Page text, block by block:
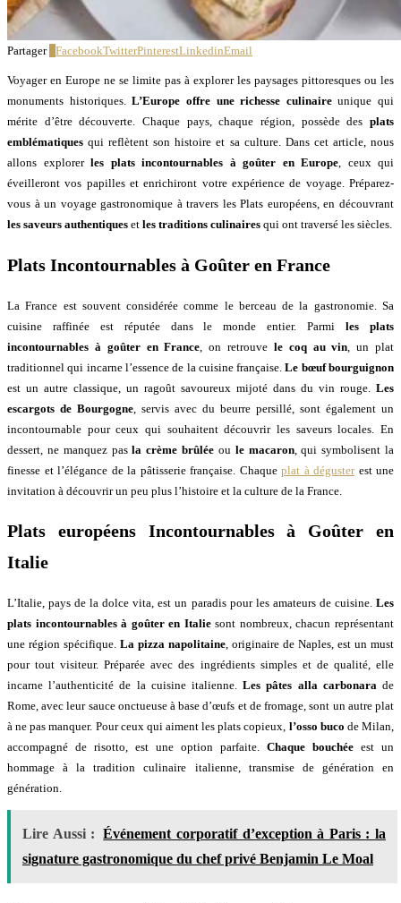
Partager FacebookTwitterPinterestLinkedinEmail
Voyager en Europe ne se limite pas à explorer les paysages pittoresques ou les
monuments historiques.L’Europe offre une richesse culinaireunique qui
mérite d’être découverte. Chaque pays, chaque région, possède des plats
emblématiques qui reflètent son histoire et sa culture. Dans cet article, nous
allons explorer les plats incontournables à goûter en Europe, ceux qui
éveilleront vos papilles et enrichiront votre expérience de voyage. Préparez-
vous à un voyage gastronomique à travers les Plats européens, en découvrant
les saveurs authentiques et les traditions culinaires qui ont traversé les siècles.
Plats Incontournables à Goûter en France
La France est souvent considérée comme le berceau de la gastronomie. Sa
cuisine raffinée est réputée dans le monde entier. Parmiles plats
incontournables à goûter en France , on retrouve le coq au vin , un plat
traditionnel qui incarne l’essence de la cuisine française.Le bœuf bourguignon
est un autre classique, un ragoût savoureux mijoté dans du vin rouge. Les
escargots de Bourgogne , servis avec du beurre persillé, sont également un
incontournable pour ceux qui souhaitent découvrir les saveurs locales. En
dessert, ne manquez pasla crème brûlée ou le macaron, qui symbolisent la
finesse et l’élégance de la pâtisserie française. Chaque plat à dégusterest une
invitation à découvrir un peu plus l’histoire et la culture de la France.
Plats européens Incontournables à Goûter en
Italie
L’Italie, pays de la dolce vita, est un paradis pour les amateurs de cuisine. Les
plats incontournables à goûter en Italiesont nombreux, chacun représentant
une région spécifique. La pizza napolitaine, originaire de Naples, est un must
pour tout visiteur. Préparée avec des ingrédients simples et de qualité, elle
incarne l’authenticité de la cuisine italienne.Les pâtes alla carbonarade
Rome, avec leur sauce onctueuse à base d’œufs et de fromage, sont un autre plat
à ne pas manquer. Pour ceux qui aiment les plats copieux, l’osso buco de Milan,
accompagné de risotto, est une option parfaite. Chaque bouchée est un
hommage à la tradition culinaire italienne, transmise de génération en
génération.
Lire Aussi :
Événement corporatif d’exception à Paris : la
signature gastronomique du chef privé Benjamin Le Moal